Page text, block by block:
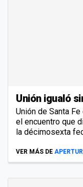
Unión igualó
Unión de Santa
el encuentro que
la décimosexta
VER MÁS DE